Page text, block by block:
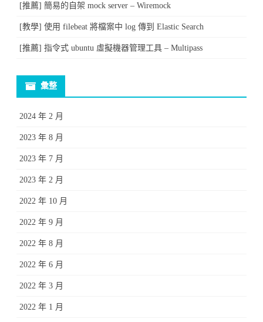
[推薦] 簡易的自架 mock server – Wiremock
[教學] 使用 filebeat 將檔案中 log 傳到 Elastic Search
[推薦] 指令式 ubuntu 虛擬機器管理工具 – Multipass
彙整
2024 年 2 月
2023 年 8 月
2023 年 7 月
2023 年 2 月
2022 年 10 月
2022 年 9 月
2022 年 8 月
2022 年 6 月
2022 年 3 月
2022 年 1 月